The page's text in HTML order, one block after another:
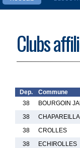
Clubs
Dep. Commune
38
BOURGOIN
38
38
CROLLES
38
ECHIROLLES